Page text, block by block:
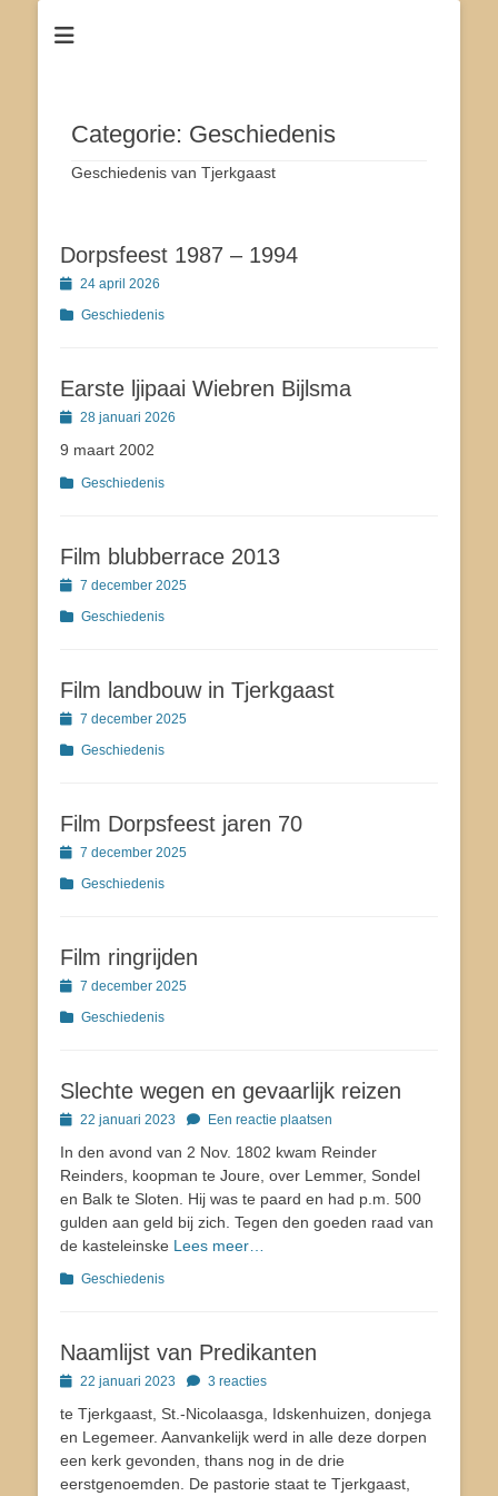
Categorie: Geschiedenis
Geschiedenis van Tjerkgaast
Dorpsfeest 1987 – 1994
Geplaatst
24 april 2026
Categorieën
Geschiedenis
Earste ljipaai Wiebren Bijlsma
Geplaatst
28 januari 2026
9 maart 2002
Categorieën
Geschiedenis
Film blubberrace 2013
Geplaatst
7 december 2025
Categorieën
Geschiedenis
Film landbouw in Tjerkgaast
Geplaatst
7 december 2025
Categorieën
Geschiedenis
Film Dorpsfeest jaren 70
Geplaatst
7 december 2025
Categorieën
Geschiedenis
Film ringrijden
Geplaatst
7 december 2025
Categorieën
Geschiedenis
Slechte wegen en gevaarlijk reizen
Geplaatst
22 januari 2023 Een reactie plaatsen
In den avond van 2 Nov. 1802 kwam Reinder
Reinders, koopman te Joure, over Lemmer, Sondel
en Balk te Sloten. Hij was te paard en had p.m. 500
gulden aan geld bij zich. Tegen den goeden raad van
de kasteleinske Lees meer…
Categorieën
Geschiedenis
Naamlijst van Predikanten
Geplaatst
22 januari 2023 3 reacties
te Tjerkgaast, St.-Nicolaasga, Idskenhuizen, donjega
en Legemeer. Aanvankelijk werd in alle deze dorpen
een kerk gevonden, thans nog in de drie
eerstgenoemden. De pastorie staat te Tjerkgaast,